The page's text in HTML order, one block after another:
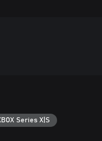
Series X|S